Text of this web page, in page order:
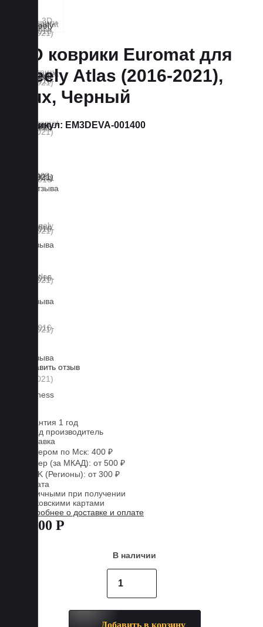
3D коврики Euromat для
Geely Atlas (2016-2021),
Lux, Черный
Артикул: EM3DEVA-001400
12 отзыва
2 отзыва
3 отзыва
2 отзыва
Оставить отзыв
Business
Гарантия 1 год
Завод производитель
Доставка
Курьером по Мск: 400 ₽
Курьер (за МКАД): от 500 ₽
CDEK (Регионы): от 300 ₽
Оплата
Наличными при получении
Банковскими картами
Подробнее о доставке и оплате
4 600 Р
В наличии
Добавить в корзину